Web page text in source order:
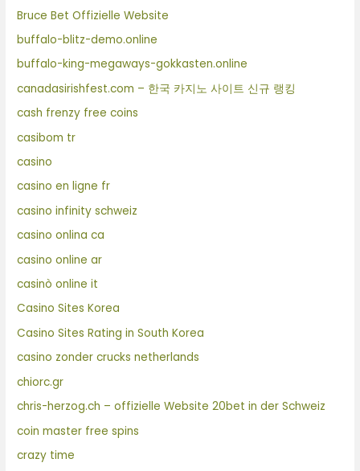
Bruce Bet Offizielle Website
buffalo-blitz-demo.online
buffalo-king-megaways-gokkasten.online
canadasirishfest.com – 한국 카지노 사이트 신규 랭킹
cash frenzy free coins
casibom tr
casino
casino en ligne fr
casino infinity schweiz
casino onlina ca
casino online ar
casinò online it
Casino Sites Korea
Casino Sites Rating in South Korea
casino zonder crucks netherlands
chiorc.gr
chris-herzog.ch – offizielle Website 20bet in der Schweiz
coin master free spins
crazy time